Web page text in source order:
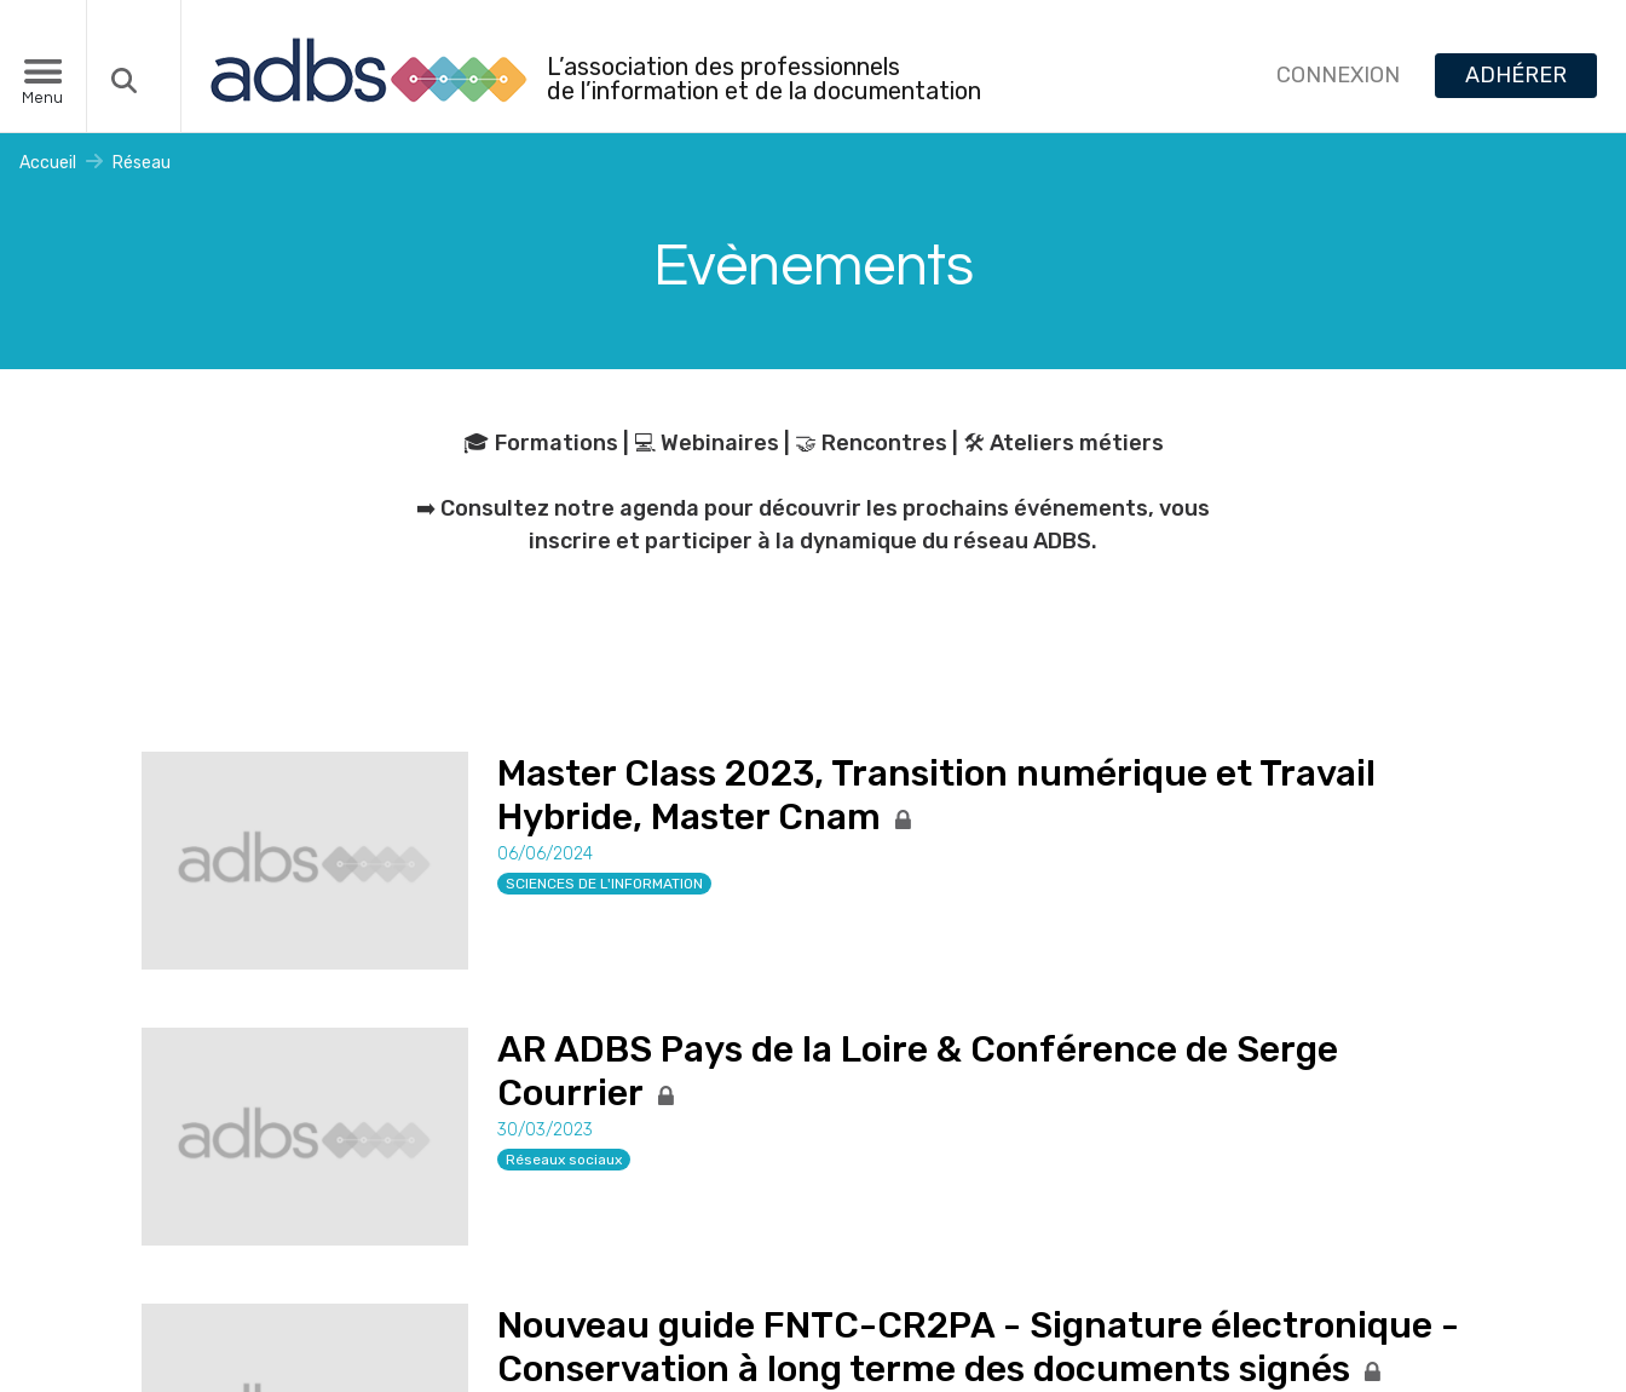
Menu
L’association des professionnels
de l’information et de la documentation
CONNEXION ADHÉRER
Accueil Réseau
Evènements
🎓 Formations | 💻 Webinaires | 🤝 Rencontres | 🛠️ Ateliers métiers
➡️ Consultez notre agenda pour découvrir les prochains événements, vous
inscrire et participer à la dynamique du réseau ADBS.
Master Class 2023, Transition numérique et Travail
Hybride, Master Cnam
06/06/2024
SCIENCES DE L'INFORMATION
AR ADBS Pays de la Loire & Conférence de Serge
Courrier
30/03/2023
Réseaux sociaux
Nouveau guide FNTC-CR2PA - Signature électronique -
Conservation à long terme des documents signés